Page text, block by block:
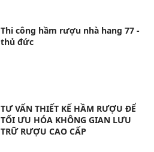
Thi công hầm rượu nhà hang 77 -
thủ đức
TƯ VẤN THIẾT KẾ HẦM RƯỢU ĐỂ
TỐI ƯU HÓA KHÔNG GIAN LƯU
TRỮ RƯỢU CAO CẤP